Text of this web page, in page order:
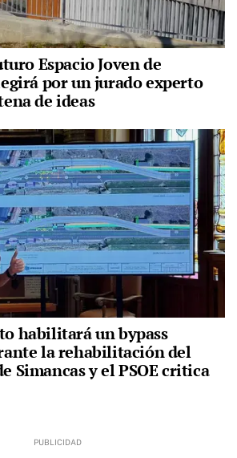
Espacio Joven de
por un jurado experto
de ideas
habilitará un bypass
la rehabilitación del
Simancas y el PSOE critica